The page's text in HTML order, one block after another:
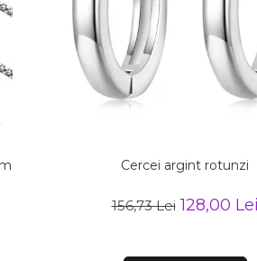
Cercei argint rotunzi
156,73 Lei 128,00 Lei